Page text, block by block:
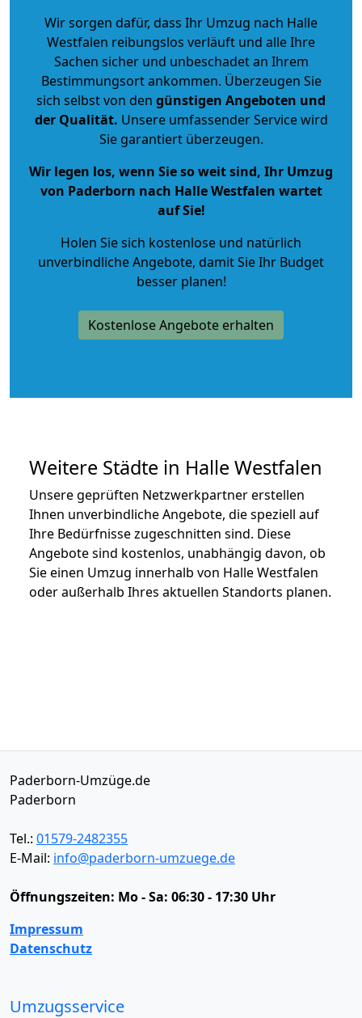
Wir sorgen dafür, dass Ihr Umzug nach Halle
Westfalen reibungslos verläuft und alle Ihre
Sachen sicher und unbeschadet an Ihrem
Bestimmungsort ankommen. Überzeugen Sie
sich selbst von den günstigen Angeboten und
der Qualität. Unsere umfassender Service wird
Sie garantiert überzeugen.
Wir legen los, wenn Sie so weit sind, Ihr Umzug
von Paderborn nach Halle Westfalen wartet
auf Sie!
Holen Sie sich kostenlose und natürlich
unverbindliche Angebote, damit Sie Ihr Budget
besser planen!
Kostenlose Angebote erhalten
Weitere Städte in Halle Westfalen
Unsere geprüften Netzwerkpartner erstellen
Ihnen unverbindliche Angebote, die speziell auf
Ihre Bedürfnisse zugeschnitten sind. Diese
Angebote sind kostenlos, unabhängig davon, ob
Sie einen Umzug innerhalb von Halle Westfalen
oder außerhalb Ihres aktuellen Standorts planen.
Paderborn-Umzüge.de
Paderborn
Tel.: 01579-2482355
E-Mail: info@paderborn-umzuege.de
Öffnungszeiten: Mo - Sa: 06:30 - 17:30 Uhr
Impressum
Datenschutz
Umzugsservice